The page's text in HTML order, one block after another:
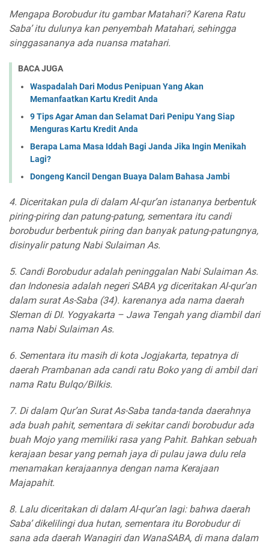
Mengapa Borobudur itu gambar Matahari? Karena Ratu
Saba’ itu dulunya kan penyembah Matahari, sehingga
singgasananya ada nuansa matahari.
BACA JUGA
Waspadalah Dari Modus Penipuan Yang Akan
Memanfaatkan Kartu Kredit Anda
9 Tips Agar Aman dan Selamat Dari Penipu Yang Siap
Menguras Kartu Kredit Anda
Berapa Lama Masa Iddah Bagi Janda Jika Ingin Menikah
Lagi?
Dongeng Kancil Dengan Buaya Dalam Bahasa Jambi
4. Diceritakan pula di dalam Al-qur’an istananya berbentuk
piring-piring dan patung-patung, sementara itu candi
borobudur berbentuk piring dan banyak patung-patungnya,
disinyalir patung Nabi Sulaiman As.
5. Candi Borobudur adalah peninggalan Nabi Sulaiman As.
dan Indonesia adalah negeri SABA yg diceritakan Al-qur’an
dalam surat As-Saba (34). karenanya ada nama daerah
Sleman di DI. Yogyakarta – Jawa Tengah yang diambil dari
nama Nabi Sulaiman As.
6. Sementara itu masih di kota Jogjakarta, tepatnya di
daerah Prambanan ada candi ratu Boko yang di ambil dari
nama Ratu Bulqo/Bilkis.
7. Di dalam Qur’an Surat As-Saba tanda-tanda daerahnya
ada buah pahit, sementara di sekitar candi borobudur ada
buah Mojo yang memiliki rasa yang Pahit. Bahkan sebuah
kerajaan besar yang pernah jaya di pulau jawa dulu rela
menamakan kerajaannya dengan nama Kerajaan
Majapahit.
8. Lalu diceritakan di dalam Al-qur’an lagi: bahwa daerah
Saba’ dikelilingi dua hutan, sementara itu Borobudur di
sana ada daerah Wanagiri dan WanaSABA, di mana dalam